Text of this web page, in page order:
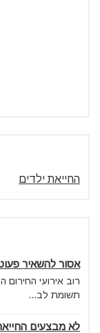
החייאת ילדים
אסור להשאיר
רוב אירועי
תשומת לב...
לא מבצעים